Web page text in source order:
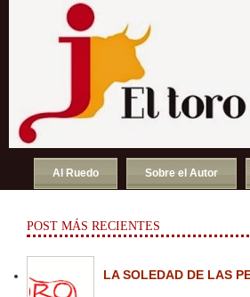
Al Ruedo Sobre el Autor
POST MÁS RECIENTES
LA SOLEDAD DE LAS